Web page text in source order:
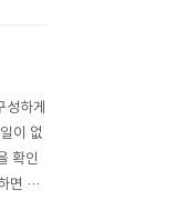
성하게
이 없
확인
면 수